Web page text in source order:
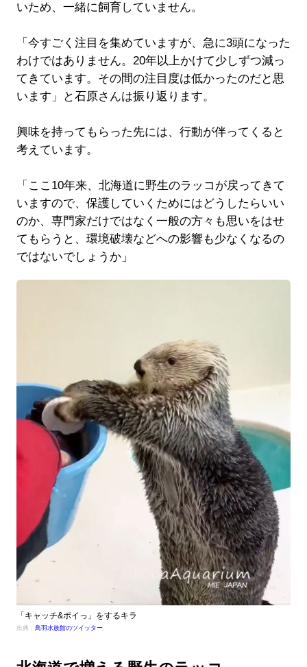
いため、一緒に飼育していません。
「今すごく注目を集めていますが、急に3頭になった
わけではありません。20年以上かけて少しずつ減っ
てきています。その間の注目度は低かったのだと思
います」と石原さんは振り返ります。
興味を持ってもらった先には、行動が伴ってくると
考えています。
「ここ10年来、北海道に野生のラッコが戻ってきて
いますので、保護していくためにはどうしたらいい
のか、専門家だけではなく一般の方々も思いをはせ
てもらうと、環境破壊などへの影響も少なくなるの
ではないでしょうか」
「キャッチ&ポイっ」をするキラ
出典： 鳥羽水族館のツイッター